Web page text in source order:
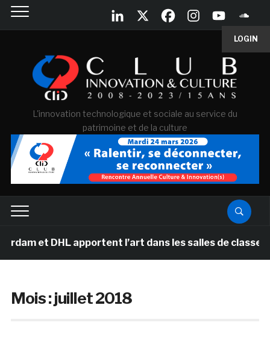
LOGIN
L'innovation technologique et sociale au service du
patrimoine et de la culture
et DHL apportent l’art dans les salles de classe des
Mois :juillet 2018